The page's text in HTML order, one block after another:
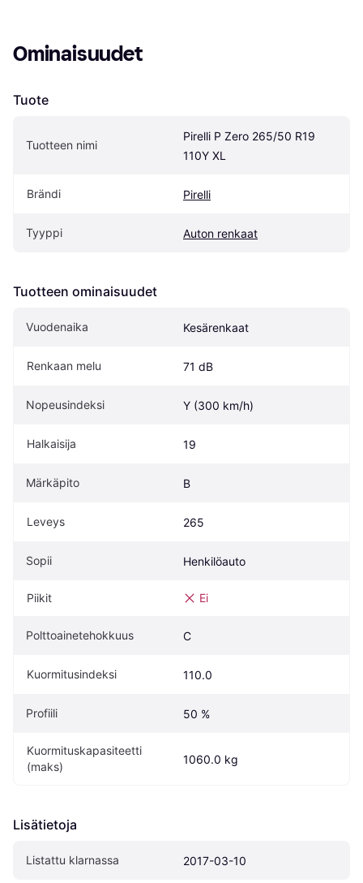
Ominaisuudet
Tuote
Tuotteen nimi
Pirelli P Zero 265/50 R19
110Y XL
Brändi Pirelli
Tyyppi Auton renkaat
Tuotteen ominaisuudet
Vuodenaika Kesärenkaat
Renkaan melu 71 dB
Nopeusindeksi Y (300 km/h)
Halkaisija 19
Märkäpito B
Leveys 265
Sopii Henkilöauto
Piikit Ei
Polttoainetehokkuus C
Kuormitusindeksi 110.0
Profiili 50 %
Kuormituskapasiteetti
(maks)
1060.0 kg
Lisätietoja
Listattu klarnassa 2017-03-10